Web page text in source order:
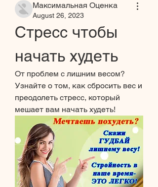
Максимальная Оценка
August 26, 2023
Стресс чтобы
начать худеть
От проблем с лишним весом?
Узнайте о том, как сбросить вес и
преодолеть стресс, который
мешает вам начать худеть!